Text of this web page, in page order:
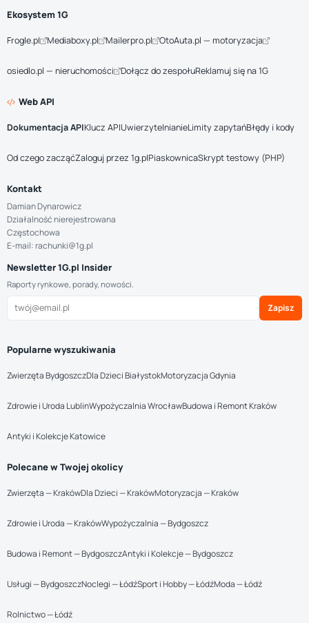
Ekosystem 1G
Frogle.pl Mediaboxy.pl Mailerpro.pl OtoAuta.pl — motoryzacja
osiedlo.pl — nieruchomości Dołącz do zespołuReklamuj się na 1G
Web API
Dokumentacja APIKlucz APIUwierzytelnianieLimity zapytańBłędy i kody
Od czego zacząćZaloguj przez 1g.plPiaskownicaSkrypt testowy (PHP)
Kontakt
Damian Dynarowicz
Działalność nierejestrowana
Częstochowa
E-mail: rachunki@1g.pl
Newsletter 1G.pl Insider
Raporty rynkowe, porady, nowości.
Zapisz
Popularne wyszukiwania
Zwierzęta BydgoszczDla Dzieci BiałystokMotoryzacja Gdynia
Zdrowie i Uroda LublinWypożyczalnia WrocławBudowa i Remont Kraków
Antyki i Kolekcje Katowice
Polecane w Twojej okolicy
Zwierzęta — KrakówDla Dzieci — KrakówMotoryzacja — Kraków
Zdrowie i Uroda — KrakówWypożyczalnia — Bydgoszcz
Budowa i Remont — BydgoszczAntyki i Kolekcje — Bydgoszcz
Usługi — BydgoszczNoclegi — ŁódźSport i Hobby — ŁódźModa — Łódź
Rolnictwo — Łódź